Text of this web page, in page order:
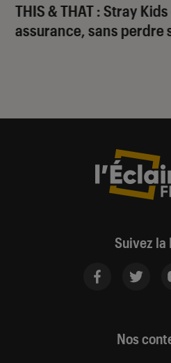
THIS & THAT: Stray Kids
assurance, sans perdre
Suivez la
Nos